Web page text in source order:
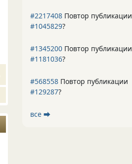
#2217408 Повтор публикации
#1045829?
#1345200 Повтор публикации
#1181036?
#568558 Повтор публикации
#129287?
все ⮕